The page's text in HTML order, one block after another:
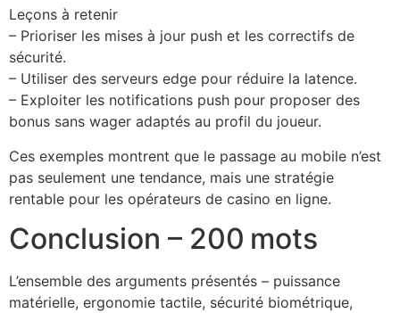
Leçons à retenir
– Prioriser les mises à jour push et les correctifs de
sécurité.
– Utiliser des serveurs edge pour réduire la latence.
– Exploiter les notifications push pour proposer des
bonus sans wager adaptés au profil du joueur.
Ces exemples montrent que le passage au mobile n’est
pas seulement une tendance, mais une stratégie
rentable pour les opérateurs de casino en ligne.
Conclusion – 200 mots
L’ensemble des arguments présentés – puissance
matérielle, ergonomie tactile, sécurité biométrique,